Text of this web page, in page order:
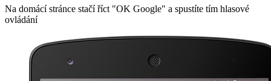
Na domácí stránce stačí říct "OK Google" a spustíte tím hlasové
ovládání